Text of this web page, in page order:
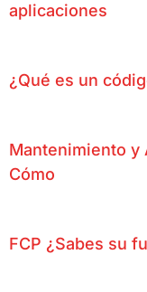
aplicaciones
¿Qué es un
Mantenimiento y
Cómo
FCP ¿Sabes su